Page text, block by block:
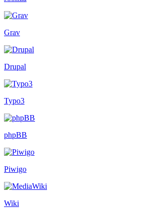
Grav
Drupal
Typo3
phpBB
Piwigo
Wiki